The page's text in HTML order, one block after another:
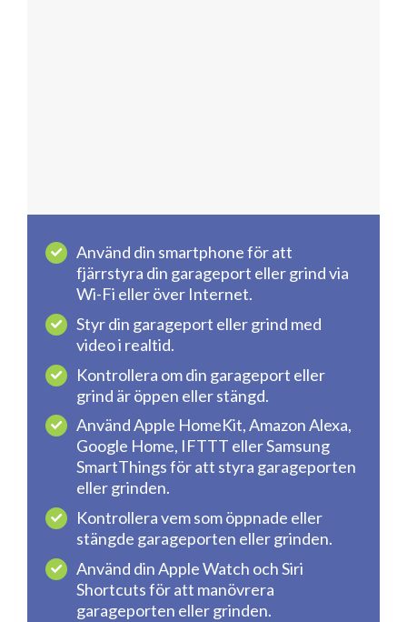
Använd din smartphone för att
fjärrstyra din garageport eller grind via
Wi-Fi eller över Internet.
Styr din garageport eller grind med
video i realtid.
Kontrollera om din garageport eller
grind är öppen eller stängd.
Använd Apple HomeKit, Amazon Alexa,
Google Home, IFTTT eller Samsung
SmartThings för att styra garageporten
eller grinden.
Kontrollera vem som öppnade eller
stängde garageporten eller grinden.
Använd din Apple Watch och Siri
Shortcuts för att manövrera
garageporten eller grinden.